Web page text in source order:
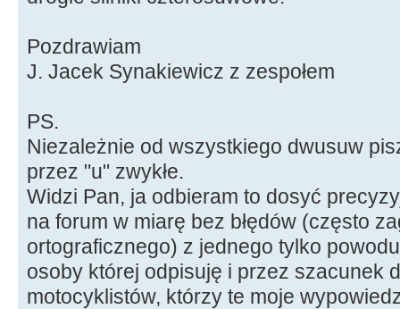
Pozdrawiam
J. Jacek Synakiewicz z zespołem
PS.
Niezależnie od wszystkiego dwusuw
przez "u" zwykłe.
Widzi Pan, ja odbieram to dosyć
na forum w miarę bez błędów (często
ortograficznego) z jednego tylko
osoby której odpisuję i przez szacunek
motocyklistów, którzy te moje